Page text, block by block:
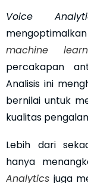
Voice
machine
percakapan
Analisis ini
bernilai untuk
kualitas
Lebih dari
hanya
Analytics juga